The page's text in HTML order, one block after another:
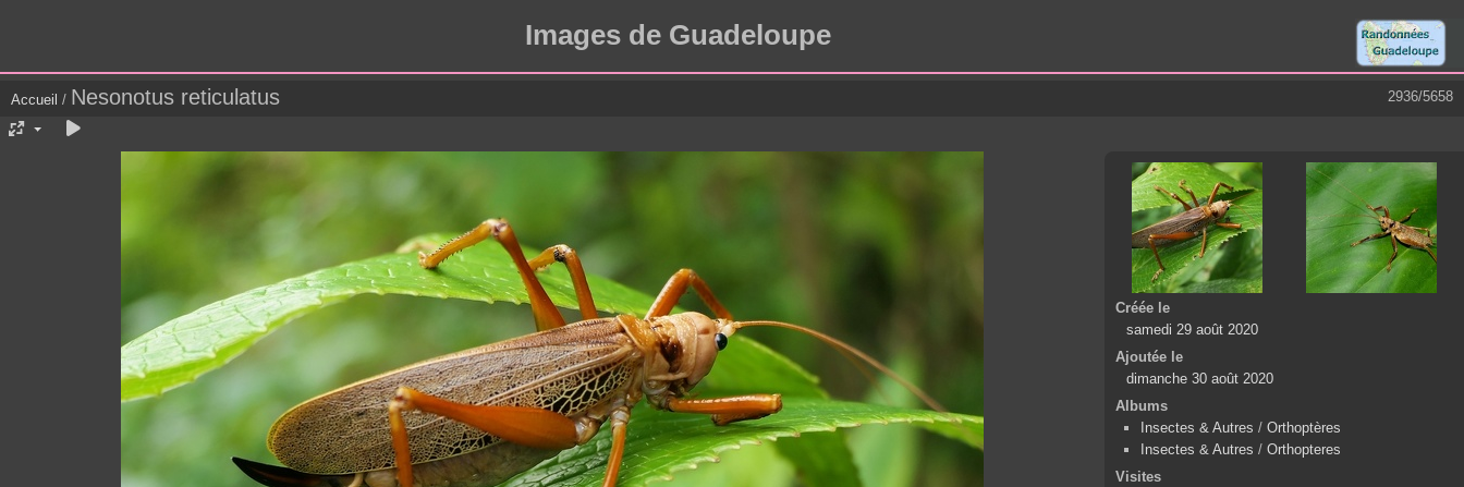
Images de Guadeloupe
2936/5658
Accueil / Nesonotus reticulatus
Créée le
samedi 29 août 2020
Ajoutée le
dimanche 30 août 2020
Albums
Insectes & Autres / Orthoptères
Insectes & Autres / Orthopteres
Visites